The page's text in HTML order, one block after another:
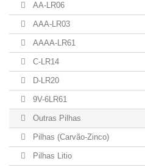
AA-LR06
AAA-LR03
AAAA-LR61
C-LR14
D-LR20
9V-6LR61
Outras Pilhas
Pilhas (Carvão-Zinco)
Pilhas Litio